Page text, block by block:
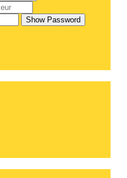
Show Password